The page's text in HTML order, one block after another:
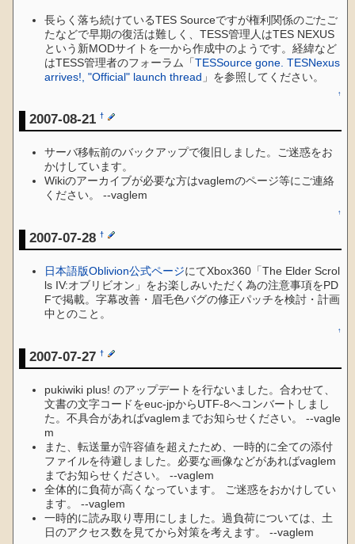
長らく落ち続けているTES Sourceですが権利関係のごたご
たなどで早期の復活は難しく、TESS管理人はTES NEXUS
という新MODサイトを一から作成中のようです。経緯など
はTESS管理者のフォーラム「TESSource gone. TESNexus
arrives!, "Official" launch thread 」を参照してください。
↑
2007-08-21†
サーバ移転前のバックアップで復旧しました。ご迷惑をお
かけしています。
Wikiのアーカイブが必要な方はvaglemのページ等にご連絡
ください。 --vaglem
↑
2007-07-28†
日本語版Oblivion公式ページにてXbox360「The Elder Scrol
ls IV:オブリビオン」をお楽しみいただく為の注意事項をPD
Fで掲載。字幕改善・眉毛色バグの修正パッチを検討・計画
中とのこと。
↑
2007-07-27†
pukiwiki plus! のアップデートを行ないました。合わせて、
文書の文字コードをeuc-jpからUTF-8へコンバートしまし
た。不具合があればvaglemまでお知らせください。 --vagle
m
また、転送量が許容値を超えたため、一時的に全ての添付
ファイルを待避しました。必要な画像などがあればvaglem
までお知らせください。 --vaglem
全体的に負荷が高くなっています。 ご迷惑をおかけしてい
ます。 --vaglem
一時的に読み取り専用にしました。過負荷については、土
日のアクセス数を見てから対策を考えます。 --vaglem